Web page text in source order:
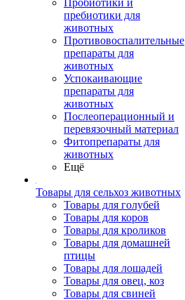
Пробиотики и
пребиотики для
животных
Противовоспалительные
препараты для
животных
Успокаивающие
препараты для
животных
Послеоперационный и
перевязочный материал
Фитопрепараты для
животных
Ещё
Товары для сельхоз животных
Товары для голубей
Товары для коров
Товары для кроликов
Товары для домашней
птицы
Товары для лошадей
Товары для овец, коз
Товары для свиней